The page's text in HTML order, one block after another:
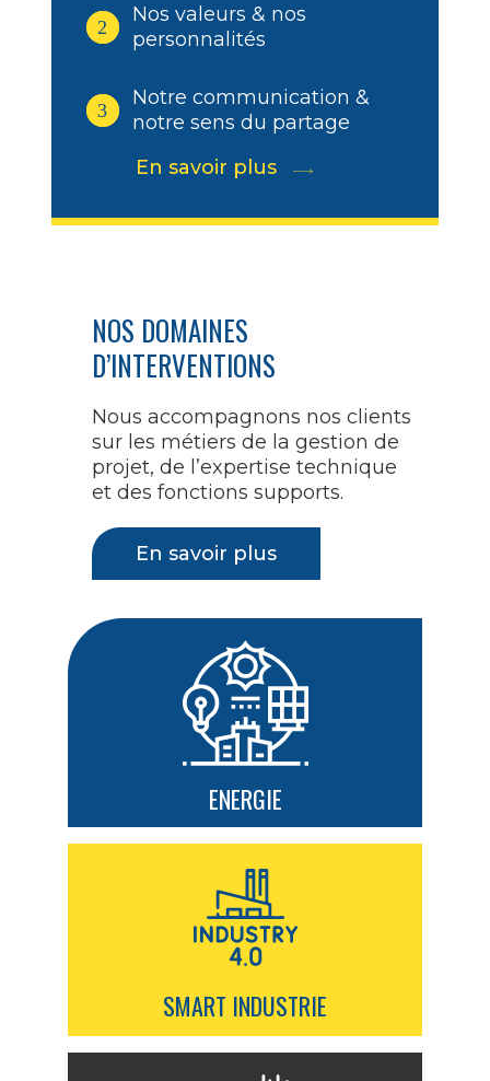
2
Nos valeurs & nos
personnalités
3
Notre communication &
notre sens du partage
En savoir plus
NOS DOMAINES
D’INTERVENTIONS
Nous accompagnons nos clients
sur les métiers de la gestion de
projet, de l’expertise technique
et des fonctions supports.
En savoir plus
ENERGIE
SMART INDUSTRIE